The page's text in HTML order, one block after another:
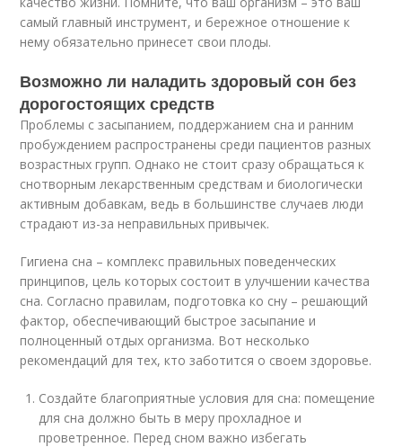
самый главный инструмент, и бережное отношение к
нему обязательно принесет свои плоды.
Возможно ли наладить здоровый сон без
дорогостоящих средств
Проблемы с засыпанием, поддержанием сна и ранним
пробуждением распространены среди пациентов разных
возрастных групп. Однако не стоит сразу обращаться к
снотворным лекарственным средствам и биологически
активным добавкам, ведь в большинстве случаев люди
страдают из-за неправильных привычек.
Гигиена сна – комплекс правильных поведенческих
принципов, цель которых состоит в улучшении качества
сна. Согласно правилам, подготовка ко сну – решающий
фактор, обеспечивающий быстрое засыпание и
полноценный отдых организма. Вот несколько
рекомендаций для тех, кто заботится о своем здоровье.
Создайте благоприятные условия для сна: помещение
для сна должно быть в меру прохладное и
проветренное. Перед сном важно избегать